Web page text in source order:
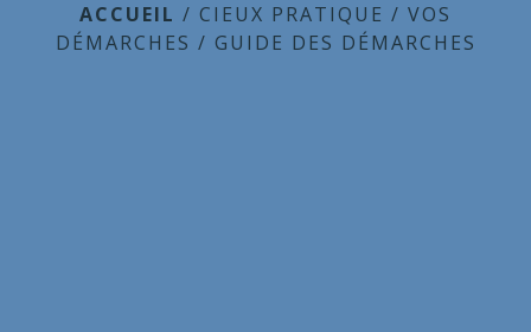
ACCUEIL / CIEUX PRATIQUE / VOS
DÉMARCHES / GUIDE DES DÉMARCHES